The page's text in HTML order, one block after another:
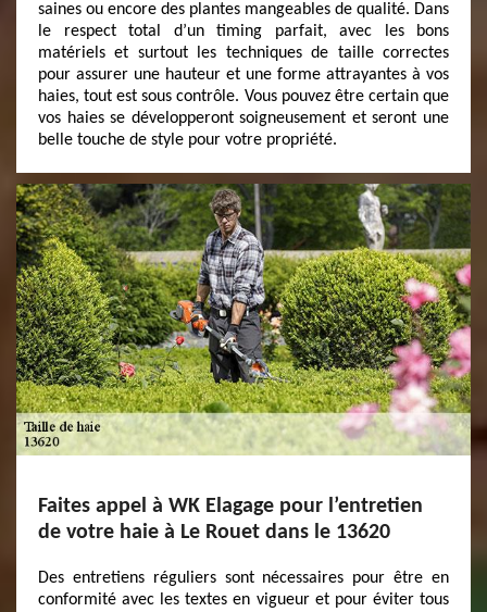
saines ou encore des plantes mangeables de qualité. Dans
le respect total d’un timing parfait, avec les bons
matériels et surtout les techniques de taille correctes
pour assurer une hauteur et une forme attrayantes à vos
haies, tout est sous contrôle. Vous pouvez être certain que
vos haies se développeront soigneusement et seront une
belle touche de style pour votre propriété.
Faites appel à WK Elagage pour l’entretien
de votre haie à Le Rouet dans le 13620
Des entretiens réguliers sont nécessaires pour être en
conformité avec les textes en vigueur et pour éviter tous